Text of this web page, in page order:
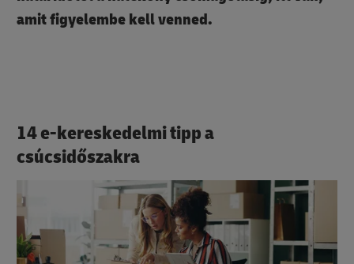
amit figyelembe kell venned.
14 e-kereskedelmi tipp a
csúcsidőszakra